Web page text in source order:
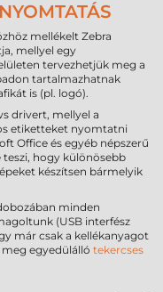
mellékelt Zebra
mellyel egy
tervezhetjük meg a
tartalmazhatnak
is (pl. logó).
drivert, mellyel a
etiketteket nyomtatni
Office és egyéb népszerű
hogy különösebb
készítsen bármelyik
minden
(USB interfész
már csak a kellékanyagot
egyedülálló tekercses